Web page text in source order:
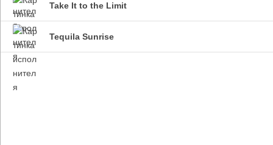
Blind Guardian
Все песни Все
Take It to the Limit
Tequila Sunrise